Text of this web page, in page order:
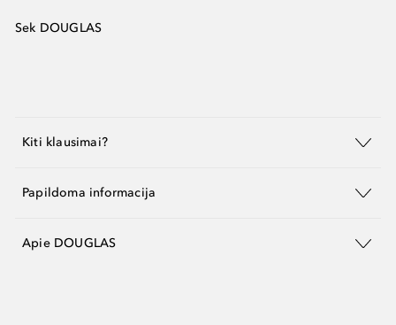
Sek DOUGLAS
Kiti klausimai?
Papildoma informacija
Apie DOUGLAS